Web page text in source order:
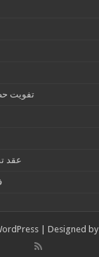
تفويت
عقد
| Designed by